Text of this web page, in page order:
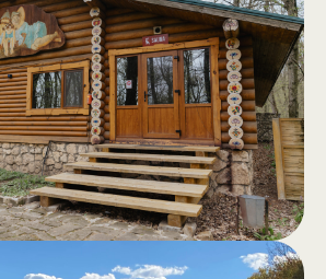
деревянные
и панорамным
— идеальное
городской спешки.
.